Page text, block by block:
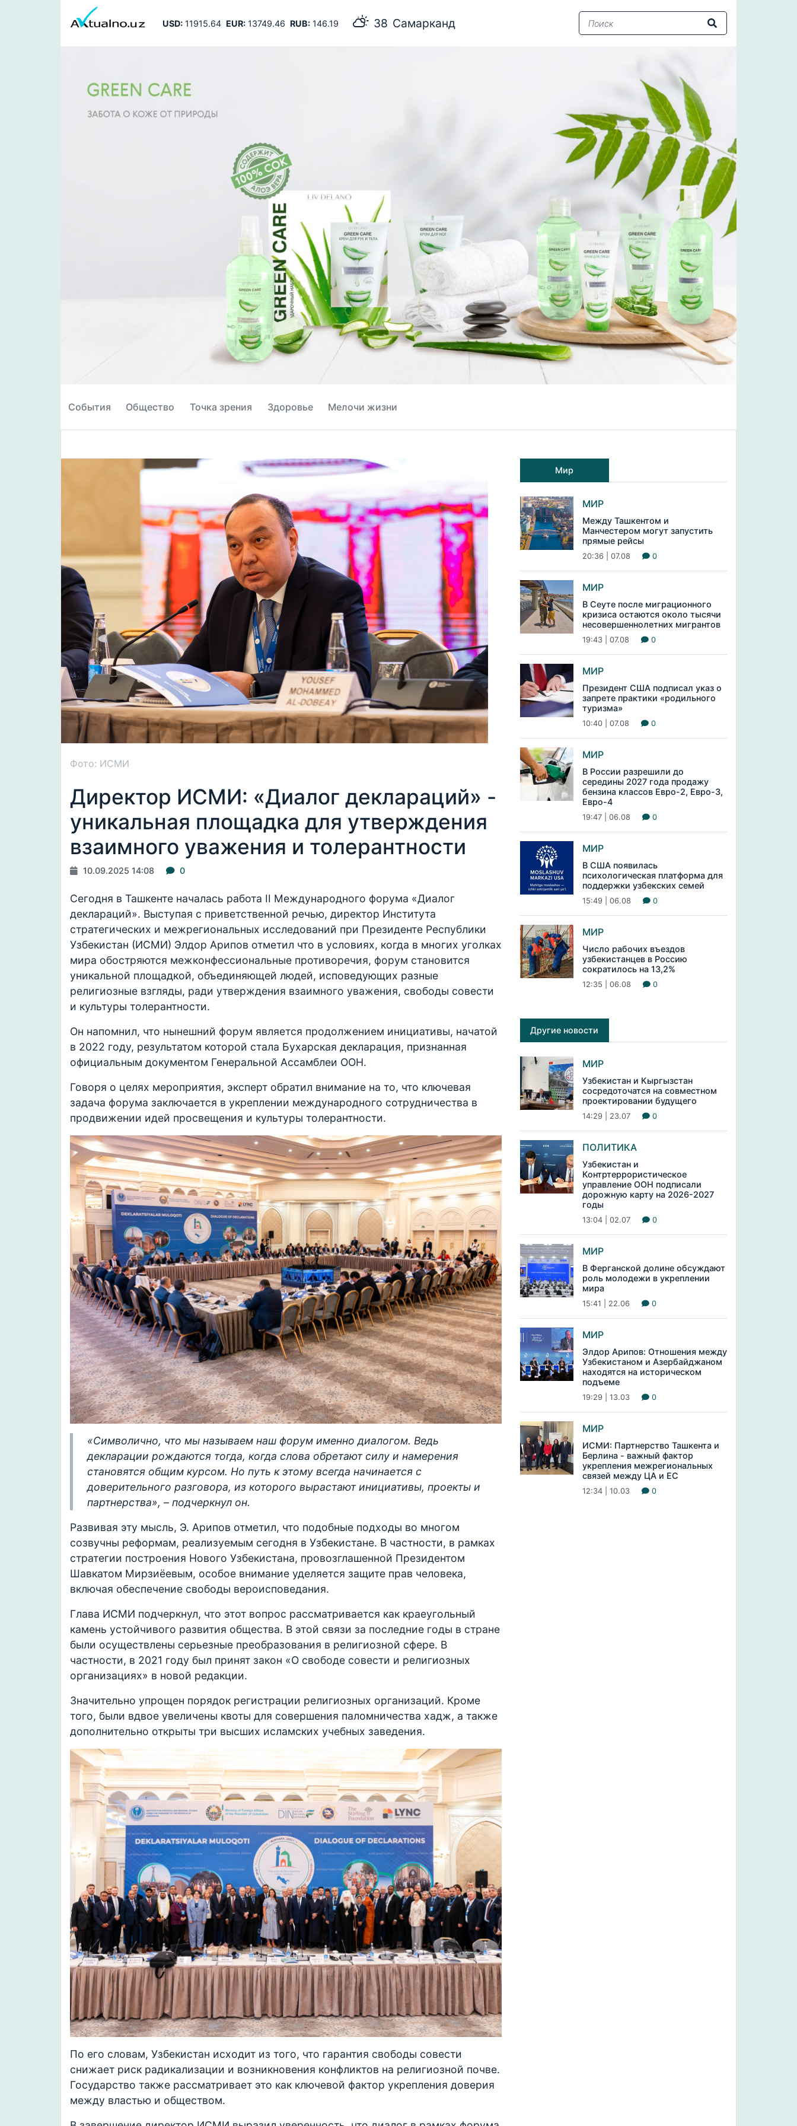
USD:11915.64 EUR:13749.46 RUB:146.19 38 Самарканд
События Общество Точка зрения Здоровье Мелочи жизни
Фото: ИСМИ
Директор ИСМИ: «Диалог деклараций» -
уникальная площадка для утверждения
взаимного уважения и толерантности
10.09.2025 14:08 0
Сегодня в Ташкенте началась работа II Международного форума «Диалог
деклараций». Выступая с приветственной речью, директор Института
стратегических и межрегиональных исследований при Президенте Республики
Узбекистан (ИСМИ) Элдор Арипов отметил что в условиях, когда в многих уголках
мира обостряются межконфессиональные противоречия, форум становится
уникальной площадкой, объединяющей людей, исповедующих разные
религиозные взгляды, ради утверждения взаимного уважения, свободы совести
и культуры толерантности.
Он напомнил, что нынешний форум является продолжением инициативы, начатой
в 2022 году, результатом которой стала Бухарская декларация, признанная
официальным документом Генеральной Ассамблеи ООН.
Говоря о целях мероприятия, эксперт обратил внимание на то, что ключевая
задача форума заключается в укреплении международного сотрудничества в
продвижении идей просвещения и культуры толерантности.
«Символично, что мы называем наш форум именно диалогом. Ведь
декларации рождаются тогда, когда слова обретают силу и намерения
становятся общим курсом. Но путь к этому всегда начинается с
доверительного разговора, из которого вырастают инициативы, проекты и
партнерства», – подчеркнул он.
Развивая эту мысль, Э. Арипов отметил, что подобные подходы во многом
созвучны реформам, реализуемым сегодня в Узбекистане. В частности, в рамках
стратегии построения Нового Узбекистана, провозглашенной Президентом
Шавкатом Мирзиёевым, особое внимание уделяется защите прав человека,
включая обеспечение свободы вероисповедания.
Глава ИСМИ подчеркнул, что этот вопрос рассматривается как краеугольный
камень устойчивого развития общества. В этой связи за последние годы в стране
были осуществлены серьезные преобразования в религиозной сфере. В
частности, в 2021 году был принят закон «О свободе совести и религиозных
организациях» в новой редакции.
Значительно упрощен порядок регистрации религиозных организаций. Кроме
того, были вдвое увеличены квоты для совершения паломничества хадж, а также
дополнительно открыты три высших исламских учебных заведения.
По его словам, Узбекистан исходит из того, что гарантия свободы совести
снижает риск радикализации и возникновения конфликтов на религиозной почве.
Государство также рассматривает это как ключевой фактор укрепления доверия
между властью и обществом.
Мир
МИР
Между Ташкентом и
Манчестером могут запустить
прямые рейсы
20:36 | 07.08 0
МИР
В Сеуте после миграционного
кризиса остаются около тысячи
несовершеннолетних мигрантов
19:43 | 07.08 0
МИР
Президент США подписал указ о
запрете практики «родильного
туризма»
10:40 | 07.08 0
МИР
В России разрешили до
середины 2027 года продажу
бензина классов Евро-2, Евро-3,
Евро-4
19:47 | 06.08 0
МИР
В США появилась
психологическая платформа для
поддержки узбекских семей
15:49 | 06.08 0
МИР
Число рабочих въездов
узбекистанцев в Россию
сократилось на 13,2%
12:35 | 06.08 0
Другие новости
МИР
Узбекистан и Кыргызстан
сосредоточатся на совместном
проектировании будущего
14:29 | 23.07 0
ПОЛИТИКА
Узбекистан и
Контртеррористическое
управление ООН подписали
дорожную карту на 2026-2027
годы
13:04 | 02.07 0
МИР
В Ферганской долине обсуждают
роль молодежи в укреплении
мира
15:41 | 22.06 0
МИР
Элдор Арипов: Отношения между
Узбекистаном и Азербайджаном
находятся на историческом
подъеме
19:29 | 13.03 0
МИР
ИСМИ: Партнерство Ташкента и
Берлина - важный фактор
укрепления межрегиональных
связей между ЦА и ЕС
12:34 | 10.03 0